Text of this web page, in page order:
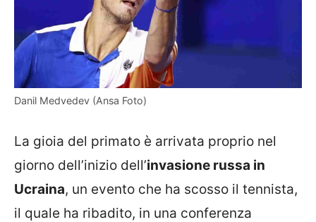
Danil Medvedev (Ansa Foto)
La gioia del primato è arrivata proprio nel
giorno dell’inizio dell’invasione russa in
Ucraina, un evento che ha scosso il tennista,
il quale ha ribadito, in una conferenza